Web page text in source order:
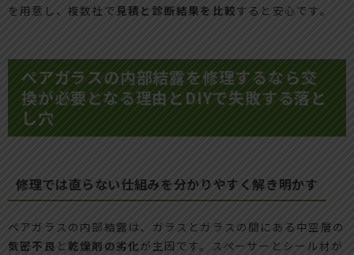
を用意し、複数社で 見積と診断結果を比較すると安心です。
ペアガラスの内部結露を修理するなら交
換が必要となる理由とDIYで失敗する落と
し穴
修理では直らない仕組みを分かりやすく解き明かす
ペアガラスの内部結露は、ガラスとガラスの間にある中空層の
気密不良 と乾燥剤の劣化 が主因です。スペーサーとシール材が